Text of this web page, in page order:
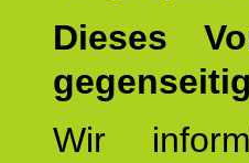
Dieses
Wir